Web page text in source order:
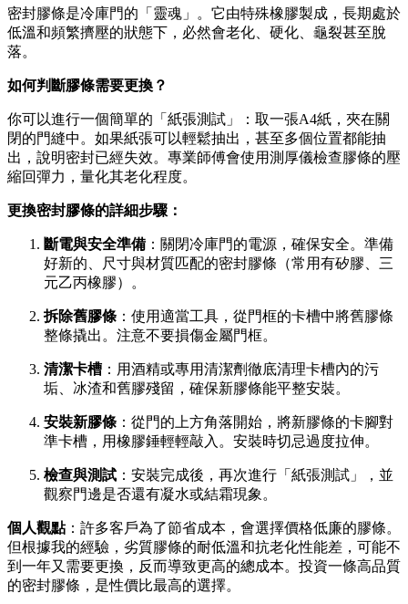
密封膠條是冷庫門的「靈魂」。它由特殊橡膠製成，長期處於
低溫和頻繁擠壓的狀態下，必然會老化、硬化、龜裂甚至脫
落。
如何判斷膠條需要更換？
你可以進行一個簡單的「紙張測試」：取一張A4紙，夾在關
閉的門縫中。如果紙張可以輕鬆抽出，甚至多個位置都能抽
出，說明密封已經失效。專業師傅會使用測厚儀檢查膠條的壓
縮回彈力，量化其老化程度。
更換密封膠條的詳細步驟：
斷電與安全準備 ：關閉冷庫門的電源，確保安全。準備
好新的、尺寸與材質匹配的密封膠條（常用有矽膠、三
元乙丙橡膠）。
拆除舊膠條 ：使用適當工具，從門框的卡槽中將舊膠條
整條撬出。注意不要損傷金屬門框。
清潔卡槽 ：用酒精或專用清潔劑徹底清理卡槽內的污
垢、冰渣和舊膠殘留，確保新膠條能平整安裝。
安裝新膠條 ：從門的上方角落開始，將新膠條的卡腳對
準卡槽，用橡膠錘輕輕敲入。安裝時切忌過度拉伸。
檢查與測試 ：安裝完成後，再次進行「紙張測試」，並
觀察門邊是否還有凝水或結霜現象。
個人觀點：許多客戶為了節省成本，會選擇價格低廉的膠條。
但根據我的經驗，劣質膠條的耐低溫和抗老化性能差，可能不
到一年又需要更換，反而導致更高的總成本。投資一條高品質
的密封膠條，是性價比最高的選擇。